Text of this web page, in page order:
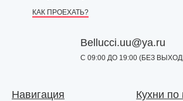
КАК ПРОЕХАТЬ?
Bellucci.uu@ya.ru
С 09:00 ДО 19:00 (БЕЗ
Навигация Кухни